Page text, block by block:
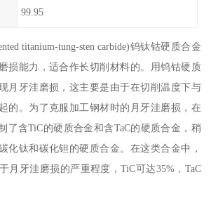
99.95
titanium-tung-sten carbide)钨钛钴硬质合金
损能力，适合作长切削材料的。用钨钴硬质
月牙洼磨损，这主要是由于在切削温度下与
的。为了克服加工钢材时的月牙洼磨损，在
了含TiC的硬质合金和含TaC的硬质合金，稍
化钛和碳化钽的硬质合金。在这类合金中，
月牙洼磨损的严重程度，TiC可达35%，TaC